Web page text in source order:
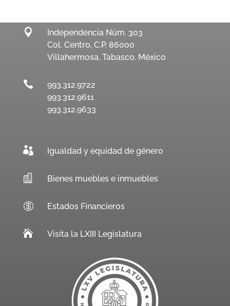

Independencia Núm. 303
Col. Centro, C.P. 86000
Villahermosa, Tabasco. México

993.312.9722
993.312.9611
993.312.9633
 Igualdad y equidad de género
 Bienes muebles e inmuebles
 Estados Financieros
 Visita la LXIII Legislatura